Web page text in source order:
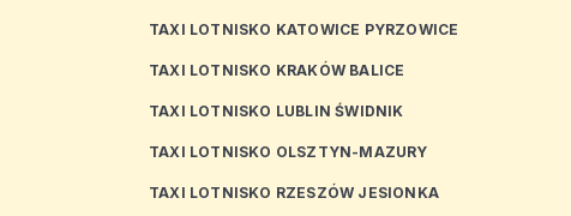
TAXI LOTNISKO KATOWICE PYRZOWICE
TAXI LOTNISKO KRAKÓW BALICE
TAXI LOTNISKO LUBLIN ŚWIDNIK
TAXI LOTNISKO OLSZTYN-MAZURY
TAXI LOTNISKO RZESZÓW JESIONKA